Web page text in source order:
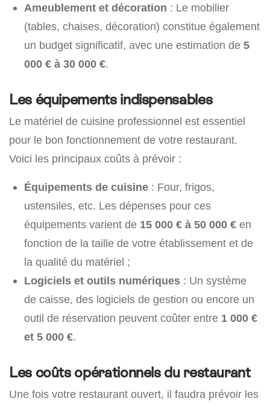
Ameublement et décoration : Le mobilier
(tables, chaises, décoration) constitue également
un budget significatif, avec une estimation de 5
000 € à 30 000 €.
Les équipements indispensables
Le matériel de cuisine professionnel est essentiel
pour le bon fonctionnement de votre restaurant.
Voici les principaux coûts à prévoir :
Équipements de cuisine : Four, frigos,
ustensiles, etc. Les dépenses pour ces
équipements varient de 15 000 € à 50 000 € en
fonction de la taille de votre établissement et de
la qualité du matériel ;
Logiciels et outils numériques : Un système
de caisse, des logiciels de gestion ou encore un
outil de réservation peuvent coûter entre 1 000 €
et 5 000 €.
Les coûts opérationnels du restaurant
Une fois votre restaurant ouvert, il faudra prévoir les